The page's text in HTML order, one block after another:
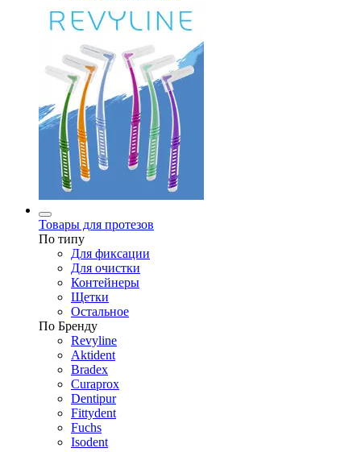
Товары для протезов
По типу
Для фиксации
Для очистки
Контейнеры
Щетки
Остальное
По Бренду
Revyline
Aktident
Bradex
Curaprox
Dentipur
Fittydent
Fuchs
Isodent